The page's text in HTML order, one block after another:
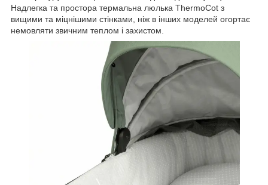
Надлегка та простора термальна люлька ThermoCot з
вищими та міцнішими стінками, ніж в інших моделей огортає
немовляти звичним теплом і захистом.